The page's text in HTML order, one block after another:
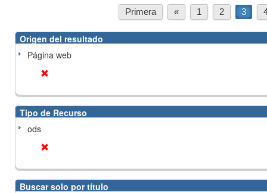
Primera « 1 2 3
Origen del resultado
Página web
Tipo de Recurso
ods
Buscar solo por título